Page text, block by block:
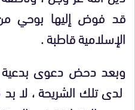
قد فوض إليها بوحي
الإسلامية قاطبة .
وبعد دحض دعوى بدعية
لدى تلك الشريحة ، لا